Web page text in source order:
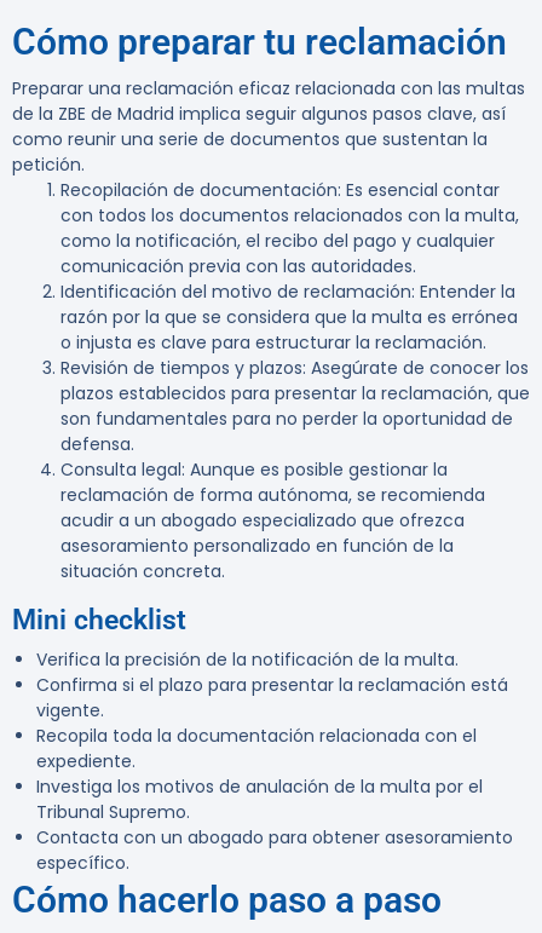
Cómo preparar tu reclamación
Preparar una reclamación eficaz relacionada con las multas
de la ZBE de Madrid implica seguir algunos pasos clave, así
como reunir una serie de documentos que sustentan la
petición.
Recopilación de documentación: Es esencial contar
con todos los documentos relacionados con la multa,
como la notificación, el recibo del pago y cualquier
comunicación previa con las autoridades.
Identificación del motivo de reclamación: Entender la
razón por la que se considera que la multa es errónea
o injusta es clave para estructurar la reclamación.
Revisión de tiempos y plazos: Asegúrate de conocer los
plazos establecidos para presentar la reclamación, que
son fundamentales para no perder la oportunidad de
defensa.
Consulta legal: Aunque es posible gestionar la
reclamación de forma autónoma, se recomienda
acudir a un abogado especializado que ofrezca
asesoramiento personalizado en función de la
situación concreta.
Mini checklist
Verifica la precisión de la notificación de la multa.
Confirma si el plazo para presentar la reclamación está
vigente.
Recopila toda la documentación relacionada con el
expediente.
Investiga los motivos de anulación de la multa por el
Tribunal Supremo.
Contacta con un abogado para obtener asesoramiento
específico.
Cómo hacerlo paso a paso